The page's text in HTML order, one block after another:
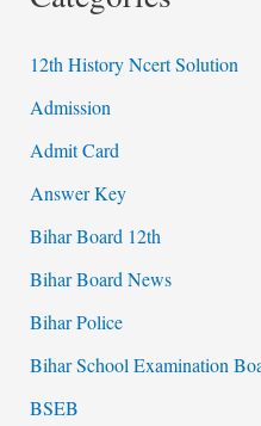
12th History Ncert Solution
Admission
Admit Card
Answer Key
Bihar Board 12th
Bihar Board News
Bihar Police
Bihar School Examination
BSEB